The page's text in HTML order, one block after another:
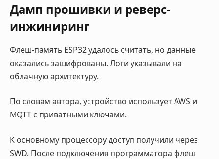
Дамп прошивки и реверс-
инжиниринг
Флеш-память ESP32 удалось считать, но данные
оказались зашифрованы. Логи указывали на
облачную архитектуру.
По словам автора, устройство использует AWS и
MQTT с приватными ключами.
К основному процессору доступ получили через
SWD. После подключения программатора флеш